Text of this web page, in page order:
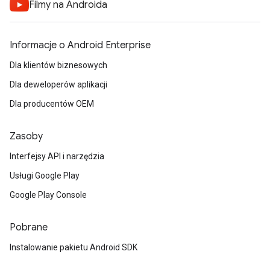
Filmy na Androida
Informacje o Android Enterprise
Dla klientów biznesowych
Dla deweloperów aplikacji
Dla producentów OEM
Zasoby
Interfejsy API i narzędzia
Usługi Google Play
Google Play Console
Pobrane
Instalowanie pakietu Android SDK